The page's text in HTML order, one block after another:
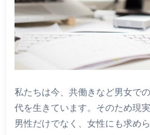
私たちは今、共働きなど男女で
代を生きています。そのため現
男性だけでなく、女性にも求め